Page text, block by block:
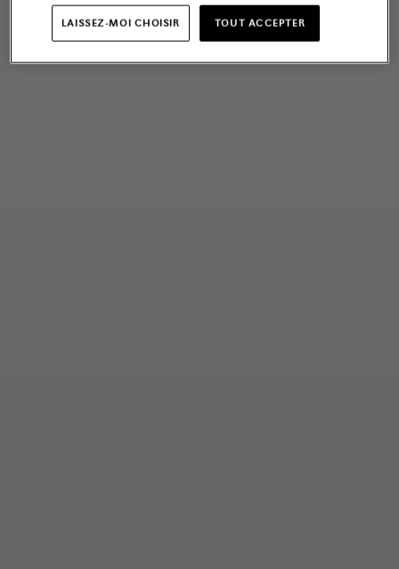
LAISSEZ-MOI CHOISIR TOUT ACCEPTER